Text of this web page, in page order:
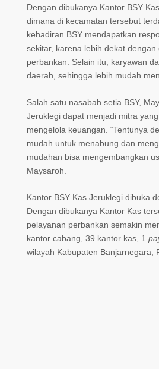
Dengan dibukanya Kantor BSY
dimana di kecamatan tersebut
kehadiran BSY mendapatkan
sekitar, karena lebih dekat
perbankan. Selain itu, karyawan
daerah, sehingga lebih mudah
Salah satu nasabah setia BSY,
Jeruklegi dapat menjadi mitra
mengelola keuangan. “Tentunya
mudah untuk menabung dan
mudahan bisa mengembangkan
Maysaroh.
Kantor BSY Kas Jeruklegi dibuka
Dengan dibukanya Kantor Kas
pelayanan perbankan semakin
kantor cabang, 39 kantor kas, 1
wilayah Kabupaten Banjarnegara,